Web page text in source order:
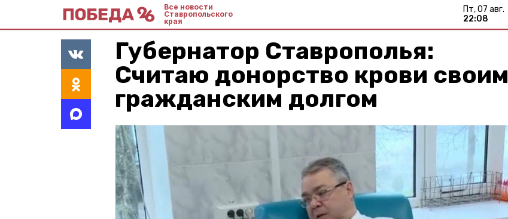
Все новости
Ставропольского
края
пт, 07 авг.
22:08
Губернатор Ставрополья:
Считаю донорство крови своим
гражданским долгом